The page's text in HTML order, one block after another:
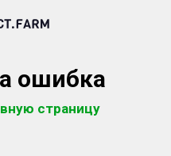
ошибка
страницу